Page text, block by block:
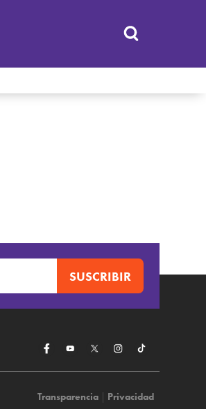
Transparencia| Privacidad